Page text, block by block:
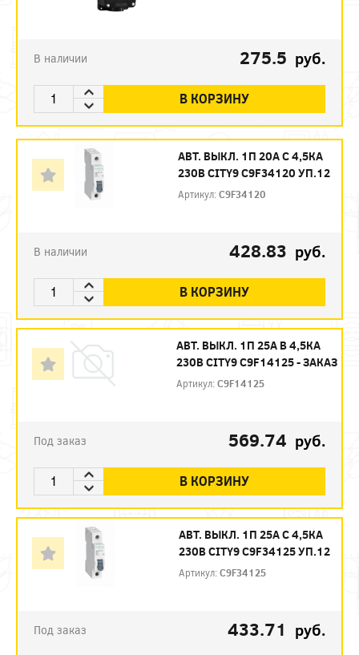
В наличии 275.5 руб.
В КОРЗИНУ
АВТ. ВЫКЛ. 1П 20А С 4,5КА
230В CITY9 C9F34120 УП.12
Артикул:C9F34120
В наличии 428.83 руб.
В КОРЗИНУ
АВТ. ВЫКЛ. 1П 25А B 4,5КА
230В CITY9 C9F14125 - ЗАКАЗ
Артикул:C9F14125
Под заказ 569.74 руб.
В КОРЗИНУ
АВТ. ВЫКЛ. 1П 25А С 4,5КА
230В CITY9 C9F34125 УП.12
Артикул:C9F34125
Под заказ 433.71 руб.